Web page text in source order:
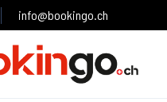
info@bookingo.ch